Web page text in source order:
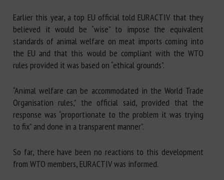
Earlier this year, a top EU official told EURACTIV that they
believed it would be “wise” to impose the equivalent
standards of animal welfare on meat imports coming into
the EU and that this would be compliant with the WTO
rules provided it was based on “ethical grounds”.
“Animal welfare can be accommodated in the World Trade
Organisation rules,” the official said, provided that the
response was “proportionate to the problem it was trying
to fix” and done in a transparent manner”.
So far, there have been no reactions to this development
from WTO members, EURACTIV was informed.